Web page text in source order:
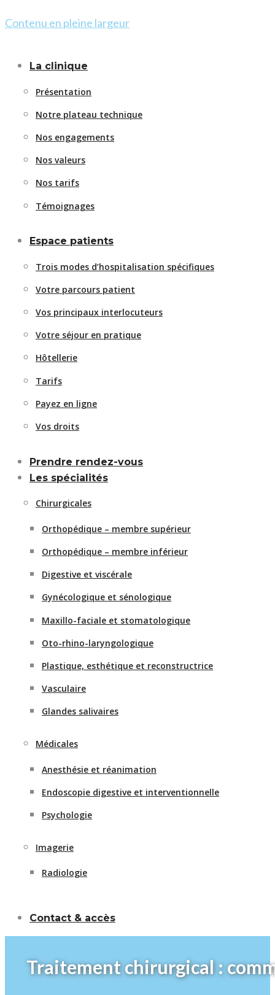
Contenu en pleine largeur
La clinique
Présentation
Notre plateau technique
Nos engagements
Nos valeurs
Nos tarifs
Témoignages
Espace patients
Trois modes d’hospitalisation spécifiques
Votre parcours patient
Vos principaux interlocuteurs
Votre séjour en pratique
Hôtellerie
Tarifs
Payez en ligne
Vos droits
Prendre rendez-vous
Les spécialités
Chirurgicales
Orthopédique – membre supérieur
Orthopédique – membre inférieur
Digestive et viscérale
Gynécologique et sénologique
Maxillo-faciale et stomatologique
Oto-rhino-laryngologique
Plastique, esthétique et reconstructrice
Vasculaire
Glandes salivaires
Médicales
Anesthésie et réanimation
Endoscopie digestive et interventionnelle
Psychologie
Imagerie
Radiologie
Contact & accès
Traitement chirurgical :